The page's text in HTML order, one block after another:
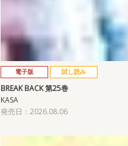
電子版 試し読み
BREAK BACK 第25巻
KASA
発売日：2026.08.06